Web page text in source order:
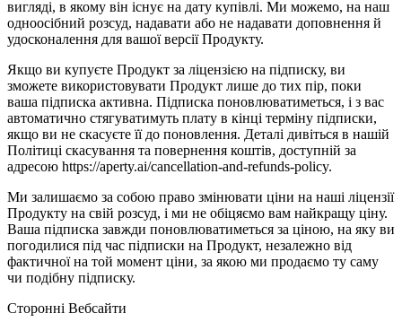
вигляді, в якому він існує на дату купівлі. Ми можемо, на наш
одноосібний розсуд, надавати або не надавати доповнення й
удосконалення для вашої версії Продукту.
Якщо ви купуєте Продукт за ліцензією на підписку, ви
зможете використовувати Продукт лише до тих пір, поки
ваша підписка активна. Підписка поновлюватиметься, і з вас
автоматично стягуватимуть плату в кінці терміну підписки,
якщо ви не скасуєте її до поновлення. Деталі дивіться в нашій
Політиці скасування та повернення коштів, доступній за
адресою https://aperty.ai/cancellation-and-refunds-policy.
Ми залишаємо за собою право змінювати ціни на наші ліцензії
Продукту на свій розсуд, і ми не обіцяємо вам найкращу ціну.
Ваша підписка завжди поновлюватиметься за ціною, на яку ви
погодилися під час підписки на Продукт, незалежно від
фактичної на той момент ціни, за якою ми продаємо ту саму
чи подібну підписку.
Сторонні Вебсайти